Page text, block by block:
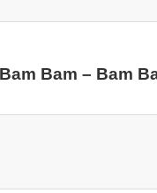
Bam – Bam